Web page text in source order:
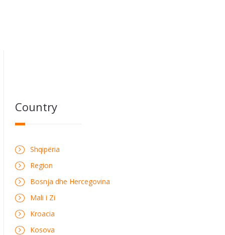
Country
Shqipëria
Region
Bosnja dhe Hercegovina
Mali i Zi
Kroacia
Kosova